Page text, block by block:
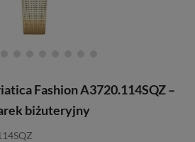
Fashion A3720.114SQZ –
biżuteryjny